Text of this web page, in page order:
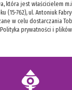
która jest właścicielem
(15-762), ul. Antoniuk
w celu dostarczania
Polityka prywatności i